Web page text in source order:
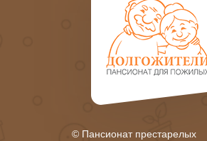
© Пансионат престарелых